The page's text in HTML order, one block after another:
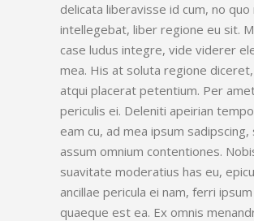
delicata liberavisse id cum, no quo
intellegebat, liber regione eu sit.
case ludus integre, vide viderer
mea. His at soluta regione
atqui placerat petentium. Per
periculis ei. Deleniti apeirian
eam cu, ad mea ipsum
assum omnium contentiones.
suavitate moderatius has eu,
ancillae pericula ei nam, ferri ipsum
quaeque est ea. Ex omnis